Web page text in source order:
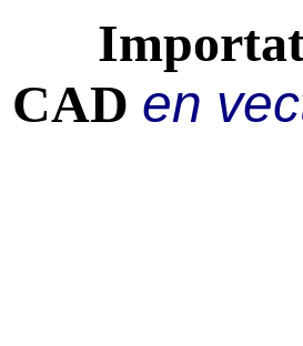
CAD en